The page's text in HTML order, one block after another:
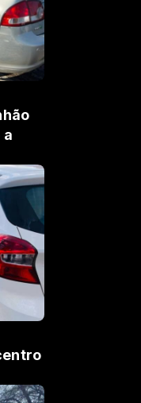
a